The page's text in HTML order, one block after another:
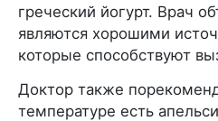
греческий йогурт. Врач
являются хорошими
которые способствуют
Доктор также
температуре есть